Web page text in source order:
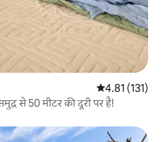
औसत रेटिंग 5 में से
4.81 (131)
से 50 मीटर की दूरी पर है!